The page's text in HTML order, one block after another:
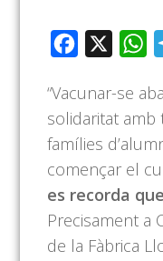
Facebook
“Vacunar-se
solidaritat
famílies
començar el
es recorda
Precisament a
de la Fàbrica